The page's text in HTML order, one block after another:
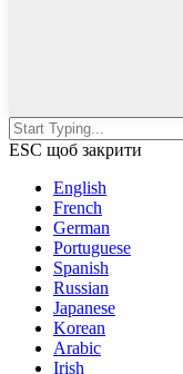
ESC щоб закрити
English
French
German
Portuguese
Spanish
Russian
Japanese
Korean
Arabic
Irish